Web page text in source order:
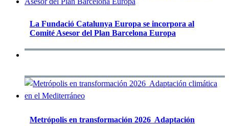
La Fundació Catalunya Europa se incorpora al
Comité Asesor del Plan Barcelona Europa
Metrópolis en transformación 2026  Adaptación